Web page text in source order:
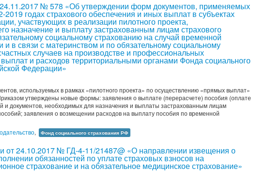
№ 578 «Об утверждении форм документов, применяемых
годах страхового обеспечения и иных выплат в субъектах
участвующих в реализации пилотного проекта,
назначение и выплату застрахованным лицам страхового
социальному страхованию на случай временной
и в связи с материнством и по обязательному социальному
случаев на производстве и профессиональных
и расходов территориальными органами Фонда социального
Федерации»
используемых в рамках «пилотного проекта» по осуществлению «прямых выплат»
утверждены новые формы: заявления о выплате (перерасчете) пособия (оплате
и документов, необходимых для назначения и выплаты застрахованным лицам
заявления о возмещении расходов на выплату пособия по временной
, Фонд социального страхования РФ
от 24.10.2017 № ГД-4-11/21487@ «О направлении извещения о
обязанностей по уплате страховых взносов на
страхование и на обязательное медицинское страхование»